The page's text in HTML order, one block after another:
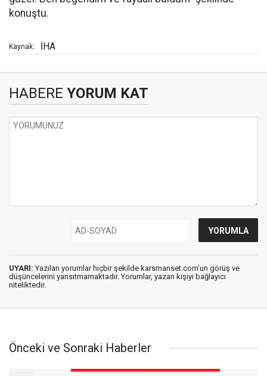
konuştu.
Kaynak: İHA
HABERE YORUM KAT
UYARI: Yazılan yorumlar hiçbir şekilde karsmanset.com’un görüş ve
düşüncelerini yansıtmamaktadır. Yorumlar, yazan kişiyi bağlayıcı
niteliktedir.
Önceki ve Sonraki Haberler